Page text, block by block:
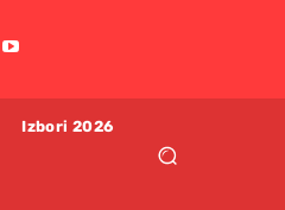
Izbori 2026